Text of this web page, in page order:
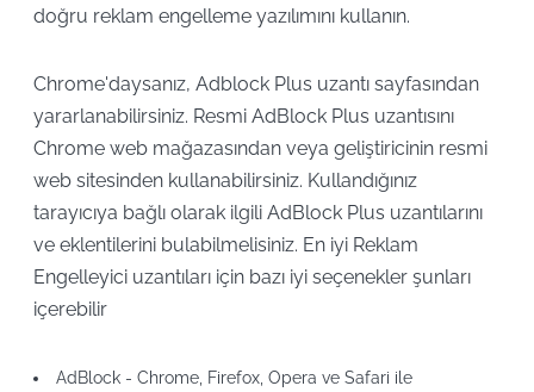
doğru reklam engelleme yazılımını kullanın.
Chrome'daysanız, Adblock Plus uzantı sayfasından
yararlanabilirsiniz. Resmi AdBlock Plus uzantısını
Chrome web mağazasından veya geliştiricinin resmi
web sitesinden kullanabilirsiniz. Kullandığınız
tarayıcıya bağlı olarak ilgili AdBlock Plus uzantılarını
ve eklentilerini bulabilmelisiniz. En iyi Reklam
Engelleyici uzantıları için bazı iyi seçenekler şunları
içerebilir
AdBlock - Chrome, Firefox, Opera ve Safari ile